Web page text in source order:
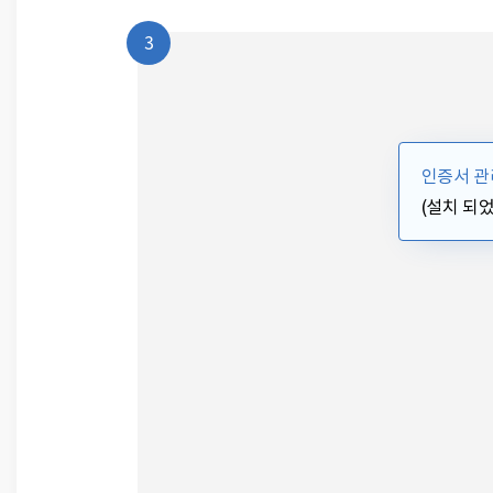
3
인증서
(설치 되